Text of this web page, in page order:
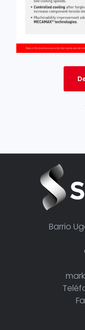
Barrio